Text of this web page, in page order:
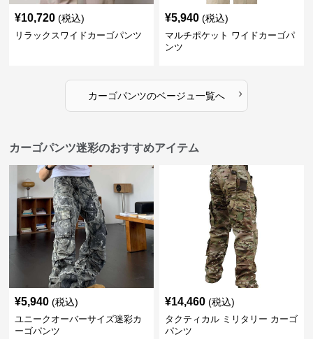
¥10,720 (税込)
リラックスワイドカーゴパンツ
¥5,940 (税込)
マルチポケット ワイドカーゴパ
ンツ
カーゴパンツのベージュ 一覧へ ›
カーゴパンツ迷彩のおすすめアイテム
¥5,940 (税込)
ユニークオーバーサイズ迷彩カ
ーゴパンツ
¥14,460 (税込)
タクティカル ミリタリー カーゴ
パンツ